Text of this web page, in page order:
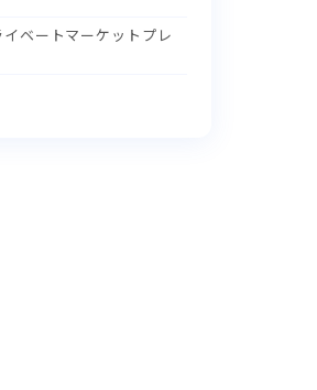
イベートマーケットプレ